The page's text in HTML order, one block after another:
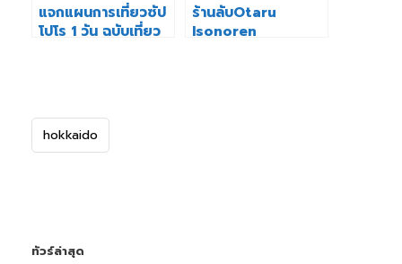
แจกแผนการเที่ยวซัป
โปโร 1 วัน ฉบับเที่ยว
ร้านลับOtaru
Isonoren
hokkaido
ทัวร์ล่าสุด